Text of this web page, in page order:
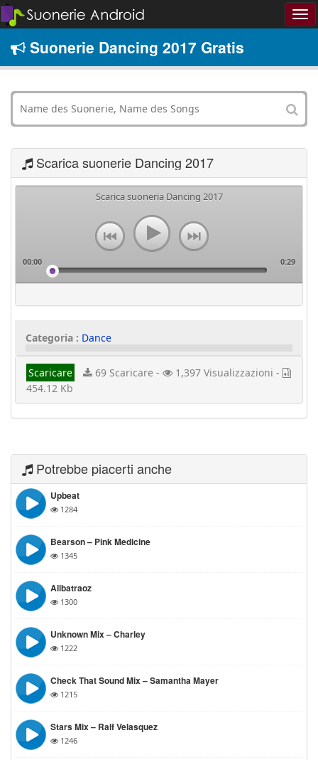
Suonerie Dancing 2017 Gratis
Scarica suonerie Dancing 2017
Scarica suoneria Dancing 2017
00:00 0:29
Categoria : Dance
Scaricare 69 Scaricare -
1,397 Visualizzazioni -
454.12 Kb
Potrebbe piacerti anche
Upbeat
1284
Bearson – Pink Medicine
1345
Allbatraoz
1300
Unknown Mix – Charley
1222
Check That Sound Mix – Samantha Mayer
1215
Stars Mix – Ralf Velasquez
1246